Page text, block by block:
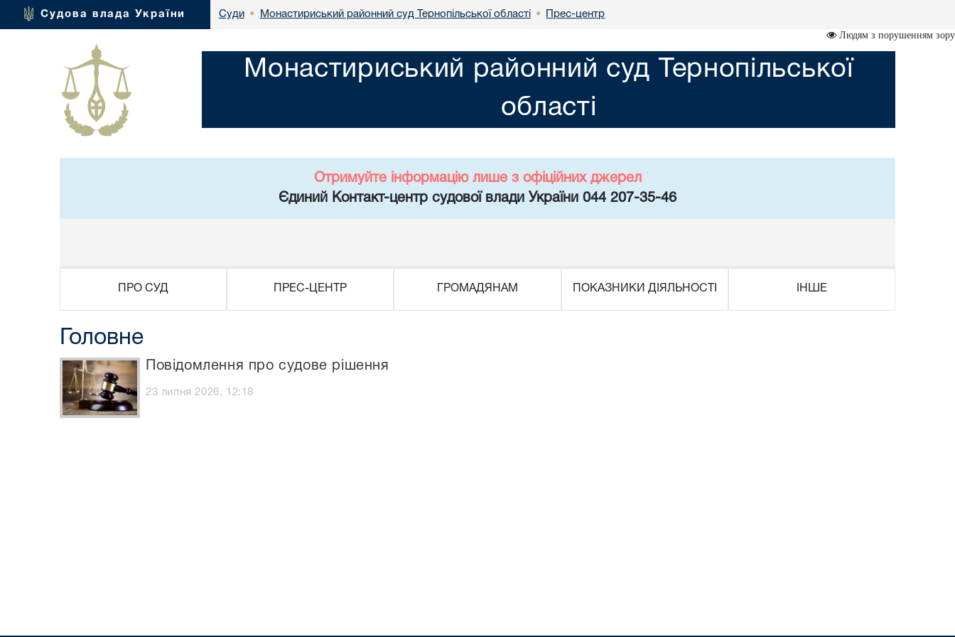
Судова влада України Суди • Монастириський районний суд Тернопільської області • Прес-центр
Людям з порушенням зору
Монастириський районний суд Тернопільської
області
Отримуйте інформацію лише з офіційних джерел
Єдиний Контакт-центр судової влади України 044 207-35-46
ПРО СУД ПРЕС-ЦЕНТР ГРОМАДЯНАМ ПОКАЗНИКИ ДІЯЛЬНОСТІ ІНШЕ
Головне
Повідомлення про судове рішення
23 липня 2026, 12:18